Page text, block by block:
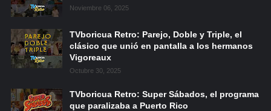
Noviembre 06, 2025
TVboricua Retro: Parejo, Doble y Triple, el
clásico que unió en pantalla a los hermanos
Vigoreaux
Octubre 30, 2025
TVboricua Retro: Super Sábados, el programa
que paralizaba a Puerto Rico